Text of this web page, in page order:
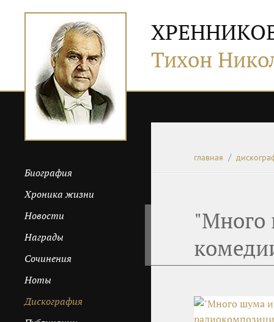
Тихон
главная
"Много
Биография
Хроника жизни
Новости
Награды
Сочинения
Ноты
Дискография